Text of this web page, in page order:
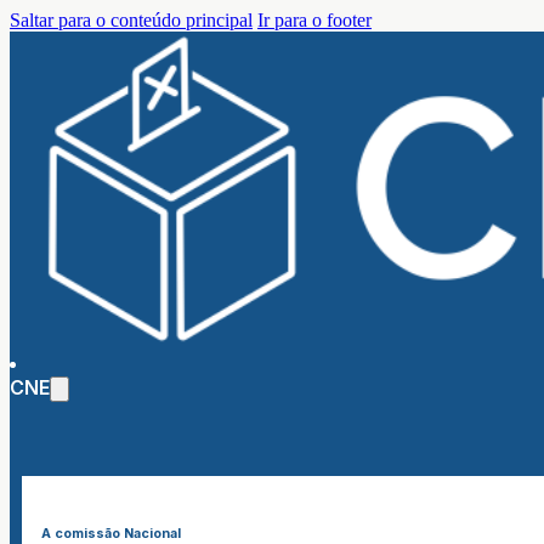
Saltar para o conteúdo principal Ir para o footer
CNE
A comissão Nacional